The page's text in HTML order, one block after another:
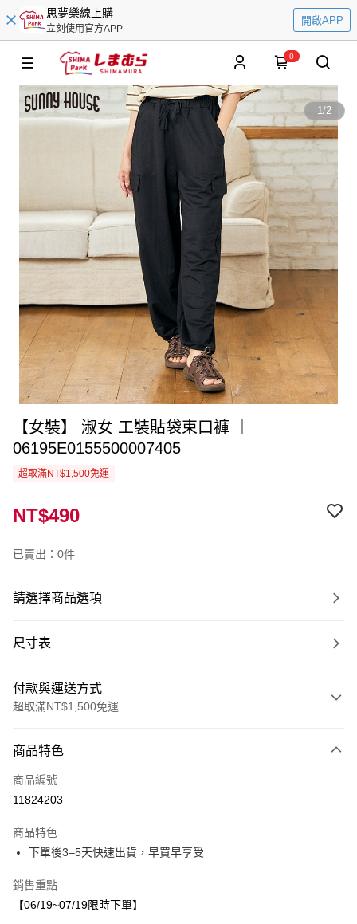
思夢樂線上購
立刻使用官方APP
開啟APP
0
1/2
【女裝】 淑女 工裝貼袋束口褲 ｜
06195E0155500007405
超取滿NT$1,500免運
NT$490
已賣出：0件
請選擇商品選項
尺寸表
付款與運送方式
超取滿NT$1,500免運
信用卡一次付款
LINE Pay
街口支付
悠遊付
商品特色
商品編號
11824203
商品特色
下單後3–5天快速出貨，早買早享受
銷售重點
【06/19~07/19限時下單】